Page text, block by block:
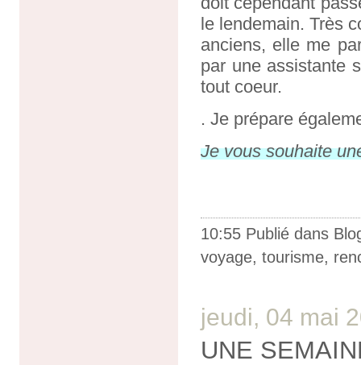
le lendemain. Très
anciens, elle me
par une assistante
tout coeur.
. Je prépare
Je vous souhaite
10:55 Publié dans
voyage, tourisme,
jeudi, 04 mai
UNE